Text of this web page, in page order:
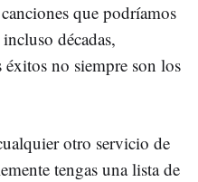
que podríamos
décadas,
no siempre son los
otro servicio de
tengas una lista de